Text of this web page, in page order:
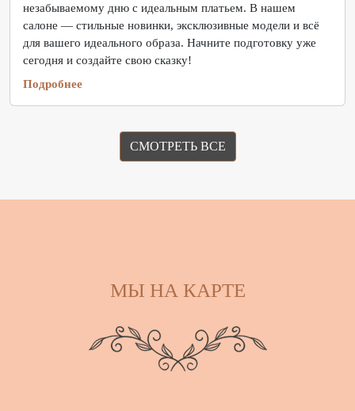
незабываемому дню с идеальным платьем. В нашем
салоне — стильные новинки, эксклюзивные модели и всё
для вашего идеального образа. Начните подготовку уже
сегодня и создайте свою сказку!
Подробнее
СМОТРЕТЬ ВСЕ
МЫ НА КАРТЕ